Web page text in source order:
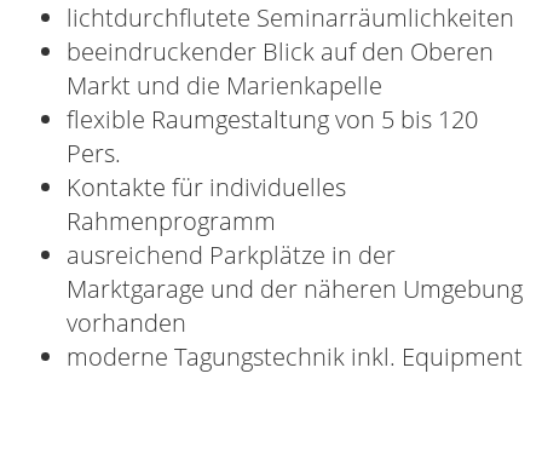
lichtdurchflutete Seminarräumlichkeiten
beeindruckender Blick auf den Oberen
Markt und die Marienkapelle
flexible Raumgestaltung von 5 bis 120
Pers.
Kontakte für individuelles
Rahmenprogramm
ausreichend Parkplätze in der
Marktgarage und der näheren Umgebung
vorhanden
moderne Tagungstechnik inkl. Equipment